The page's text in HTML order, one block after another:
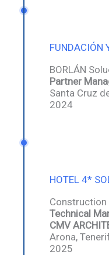
FUNDACIÓN
BORLÁN
Partner
Santa Cruz
2024
HOTEL 4*
Technical
CMV
Arona,
2025